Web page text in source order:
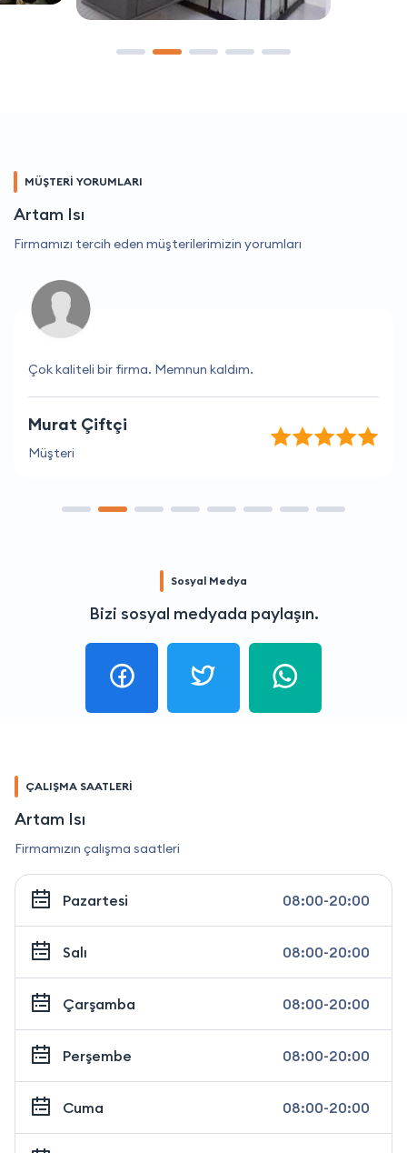
MÜŞTERİ YORUMLARI
Artam Isı
Firmamızı tercih eden müşterilerimizin yorumları
Çok kaliteli bir firma. Memnun kaldım.
Murat Çiftçi
Müşteri
Sosyal Medya
Bizi sosyal medyada paylaşın.
ÇALIŞMA SAATLERİ
Artam Isı
Firmamızın çalışma saatleri
Pazartesi 08:00-20:00
Salı 08:00-20:00
Çarşamba 08:00-20:00
Perşembe 08:00-20:00
Cuma 08:00-20:00